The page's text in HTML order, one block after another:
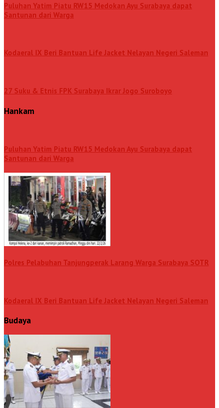
Puluhan Yatim Piatu RW15 Medokan Ayu Surabaya dapat
Santunan dari Warga
Kodaeral IX Beri Bantuan Life Jacket Nelayan Negeri Saleman
27 Suku & Etnis FPK Surabaya Ikrar Jogo Suroboyo
Hankam
Puluhan Yatim Piatu RW15 Medokan Ayu Surabaya dapat
Santunan dari Warga
Polres Pelabuhan Tanjungperak Larang Warga Surabaya SOTR
Kodaeral IX Beri Bantuan Life Jacket Nelayan Negeri Saleman
Budaya